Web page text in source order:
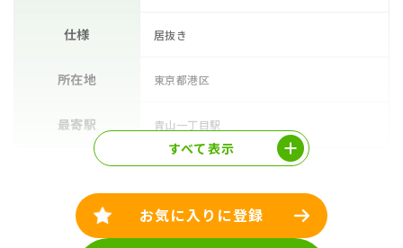
仕様 居抜き
所在地 東京都港区
最寄駅 青山一丁目駅
すべて表示
お気に入りに登録